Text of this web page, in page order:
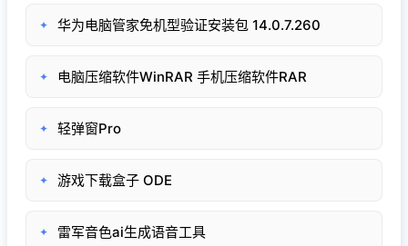
✦ 华为电脑管家免机型验证安装包 14.0.7.260
✦ 电脑压缩软件WinRAR 手机压缩软件RAR
✦ 轻弹窗Pro
✦ 游戏下载盒子 ODE
✦ 雷军音色ai生成语音工具